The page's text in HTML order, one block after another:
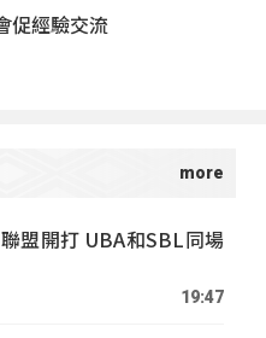
促經驗交流
盟開打 UBA和SBL同場
19:47